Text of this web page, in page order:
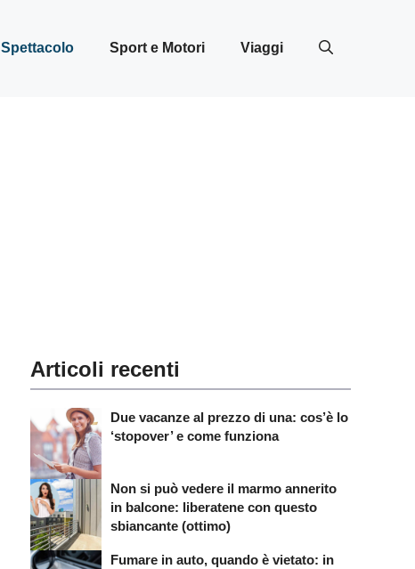
Spettacolo Sport e Motori Viaggi
Articoli recenti
Due vacanze al prezzo di una: cos’è lo
‘stopover’ e come funziona
Non si può vedere il marmo annerito
in balcone: liberatene con questo
sbiancante (ottimo)
Fumare in auto, quando è vietato: in